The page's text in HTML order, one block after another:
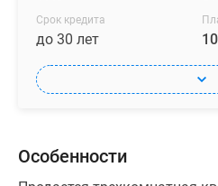
Срок кредита
до 30 лет
Особенности